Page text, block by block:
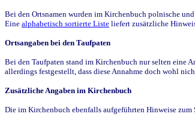
Bei den Ortsnamen wurden im Kirchenbuch polnische
Eine alphabetisch sortierte Liste liefert zusätzliche
Ortsangaben bei den Taufpaten
Bei den Taufpaten stand im Kirchenbuch nur selten eine
allerdings festgestellt, dass diese Annahme doch wohl
Zusätzliche Angaben im Kirchenbuch
Die im Kirchenbuch ebenfalls aufgeführten Hinweise zum